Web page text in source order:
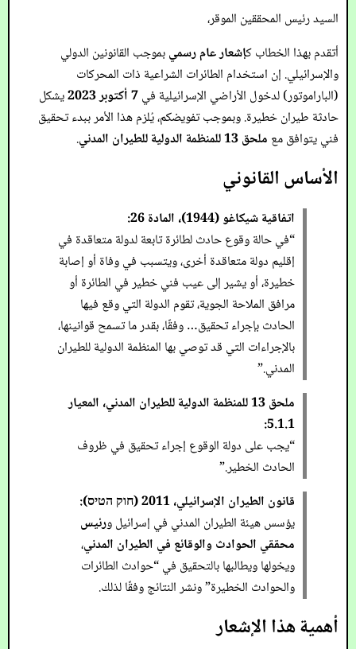
السيد رئيس المحققين الموقر،
أتقدم بهذا الخطاب كإشعار عام رسميبموجب القانونين الدولي
والإسرائيلي. إن استخدام الطائرات الشراعية ذات المحركات
(الباراموتور) لدخول الأراضي الإسرائيلية في7 أكتوبر 2023
يشكل
حادثة طيران خطيرة. وبموجب تفويضكم، يُلزم هذا الأمر ببدء تحقيق
فني يتوافق مع ملحق 13 للمنظمة الدولية للطيران المدني .
الأساس القانوني
اتفاقية شيكاغو (1944)، المادة 26:
“في حالة وقوع حادث لطائرة تابعة لدولة متعاقدة في
إقليم دولة متعاقدة أخرى، ويتسبب في وفاة أو إصابة
خطيرة، أو يشير إلى عيب فني خطير في الطائرة أو
مرافق الملاحة الجوية، تقوم الدولة التي وقع فيها
الحادث بإجراء تحقيق… وفقًا، بقدر ما تسمح قوانينها،
بالإجراءات التي قد توصي بها المنظمة الدولية للطيران
المدني.”
ملحق 13 للمنظمة الدولية للطيران المدني، المعيار
5.1.1:
“يجب على دولة الوقوع إجراء تحقيق في ظروف
الحادث الخطير.”
قانون الطيران الإسرائيلي، 2011 (חוק הטיס):
يؤسس هيئة الطيران المدني في إسرائيل ورئيس
محققي الحوادث والوقائع في الطيران المدني،
ويخولها ويطالبها بالتحقيق في “حوادث الطائرات
والحوادث الخطيرة” ونشر النتائج وفقًا لذلك.
أهمية هذا الإشعار